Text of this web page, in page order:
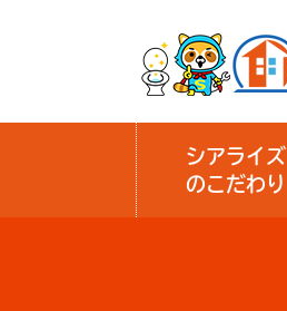
シアライズ
のこだわり